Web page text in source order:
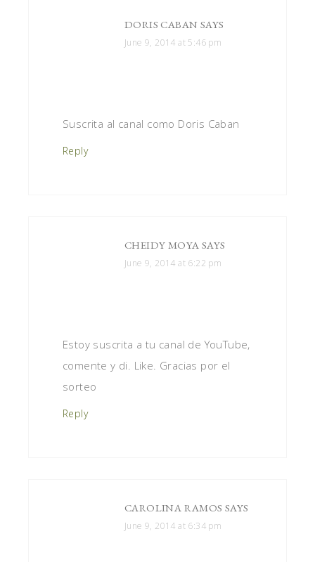
DORIS CABAN SAYS
June 9, 2014 at 5:46 pm
Suscrita al canal como Doris Caban
Reply
CHEIDY MOYA SAYS
June 9, 2014 at 6:22 pm
Estoy suscrita a tu canal de YouTube,
comente y di. Like. Gracias por el
sorteo
Reply
CAROLINA RAMOS SAYS
June 9, 2014 at 6:34 pm